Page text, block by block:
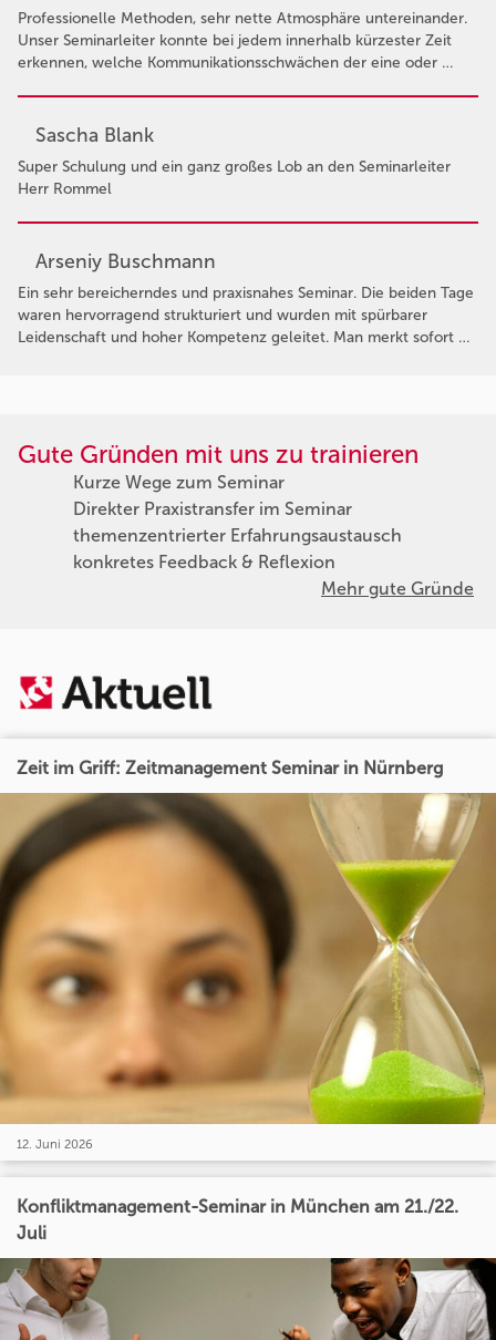
Professionelle Methoden, sehr nette Atmosphäre untereinander.
Unser Seminarleiter konnte bei jedem innerhalb kürzester Zeit
erkennen, welche Kommunikationsschwächen der eine oder …
Sascha Blank
Super Schulung und ein ganz großes Lob an den Seminarleiter
Herr Rommel
Arseniy Buschmann
Ein sehr bereicherndes und praxisnahes Seminar. Die beiden Tage
waren hervorragend strukturiert und wurden mit spürbarer
Leidenschaft und hoher Kompetenz geleitet. Man merkt sofort …
Gute Gründen mit uns zu trainieren
Kurze Wege zum Seminar
Direkter Praxistransfer im Seminar
themenzentrierter Erfahrungsaustausch
konkretes Feedback & Reflexion
Mehr gute Gründe
Zeit im Griff: Zeitmanagement Seminar in Nürnberg
12. Juni 2026
Konfliktmanagement-Seminar in München am 21./22.
Juli